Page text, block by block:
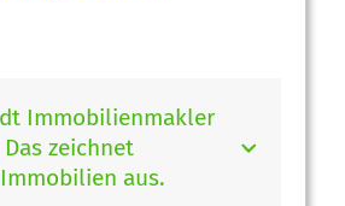
Immobilienmakler
zeichnet
aus.